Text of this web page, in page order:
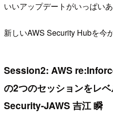
いいアップデートがいっぱい
新しいAWS Security Hubを今
Session2: AWS
の2つのセッションをレ
Security-JAWS 吉江 瞬